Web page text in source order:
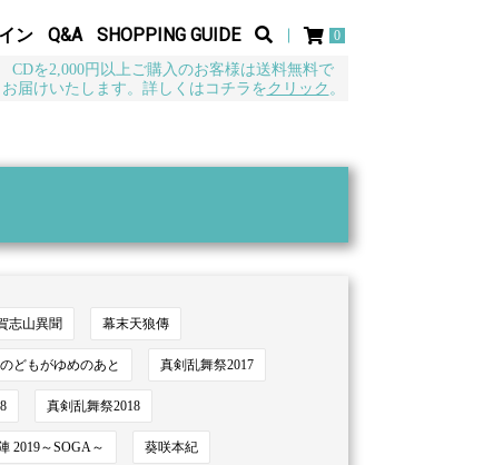
ン Q&A SHOPPING GUIDE 0
CDを2,000円以上ご購入のお客様は送料無料で
お届けいたします。詳しくはコチラをクリック 。
志山異聞 幕末天狼傳
どもがゆめのあと 真剣乱舞祭2017
真剣乱舞祭2018
2019～SOGA～ 葵咲本紀